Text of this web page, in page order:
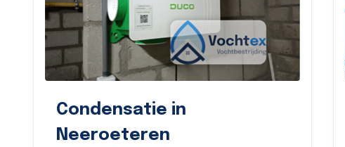
Condensatie in
Neeroeteren